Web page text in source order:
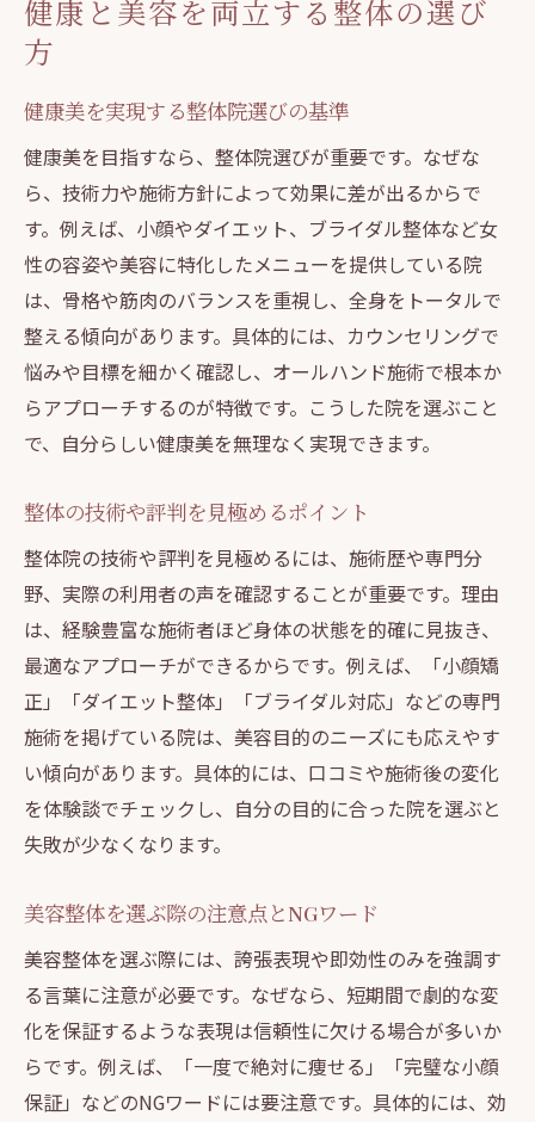
健康と美容を両立する整体の選び
方
健康美を実現する整体院選びの基準
健康美を目指すなら、整体院選びが重要です。なぜな
ら、技術力や施術方針によって効果に差が出るからで
す。例えば、小顔やダイエット、ブライダル整体など女
性の容姿や美容に特化したメニューを提供している院
は、骨格や筋肉のバランスを重視し、全身をトータルで
整える傾向があります。具体的には、カウンセリングで
悩みや目標を細かく確認し、オールハンド施術で根本か
らアプローチするのが特徴です。こうした院を選ぶこと
で、自分らしい健康美を無理なく実現できます。
整体の技術や評判を見極めるポイント
整体院の技術や評判を見極めるには、施術歴や専門分
野、実際の利用者の声を確認することが重要です。理由
は、経験豊富な施術者ほど身体の状態を的確に見抜き、
最適なアプローチができるからです。例えば、「小顔矯
正」「ダイエット整体」「ブライダル対応」などの専門
施術を掲げている院は、美容目的のニーズにも応えやす
い傾向があります。具体的には、口コミや施術後の変化
を体験談でチェックし、自分の目的に合った院を選ぶと
失敗が少なくなります。
美容整体を選ぶ際の注意点とNGワード
美容整体を選ぶ際には、誇張表現や即効性のみを強調す
る言葉に注意が必要です。なぜなら、短期間で劇的な変
化を保証するような表現は信頼性に欠ける場合が多いか
らです。例えば、「一度で絶対に痩せる」「完璧な小顔
保証」などのNGワードには要注意です。具体的には、効